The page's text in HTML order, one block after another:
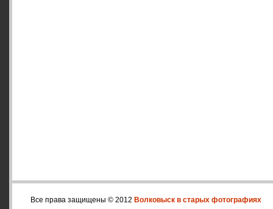
Все права защищены © 2012 Волковыск в старых фотографиях